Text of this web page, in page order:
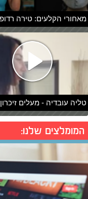
מאחורי הקלעים: טירה
טליה עובדיה - מעלים זיכרון
המומלצים שלנו: